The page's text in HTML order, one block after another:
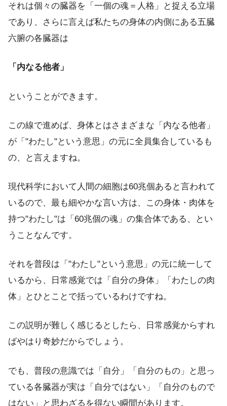
それは個々の臓器を「一個の魂＝人格」と捉える立場
であり、さらに言えば私たちの身体の内側にある五臓
六腑の各臓器は
「内なる他者」
ということができます。
この線で進めば、身体とはさまざまな「内なる他者」
が「"わたし"という意思」の元に全員集合しているも
の、と言えますね。
現代科学において人間の細胞は60兆個あると言われて
いるので、最も細やかな言い方は、この身体・肉体を
持つ"わたし"は「60兆個の魂」の集合体である、とい
うことなんです。
それを普段は「"わたし"という意思」の元に統一して
いるから、日常感覚では「自分の身体」「わたしの肉
体」とひとことで括っているわけですね。
この説明が難しく感じるとしたら、日常感覚からすれ
ばやはり奇妙だからでしょう。
でも、普段の意識では「自分」「自分のもの」と思っ
ている各臓器が実は「自分ではない」「自分のもので
はない」と思わざるを得ない瞬間があります。